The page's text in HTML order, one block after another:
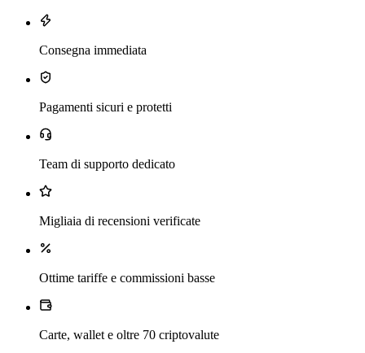
Consegna immediata
Pagamenti sicuri e protetti
Team di supporto dedicato
Migliaia di recensioni verificate
Ottime tariffe e commissioni basse
Carte, wallet e oltre 70 criptovalute